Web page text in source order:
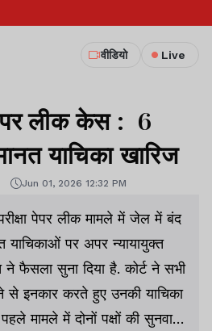
वीडियो Live
पेपर लीक केस : 6
याचिका खारिज
Jun 01, 2026 12:32 PM
पेपर लीक मामले में जेल में बंद
याचिकाओं पर अपर न्यायायुक्त
फैसला सुना दिया है. कोर्ट ने सभी
से इनकार करते हुए उनकी याचिका
मामले में दोनों पक्षों की सुनवाई